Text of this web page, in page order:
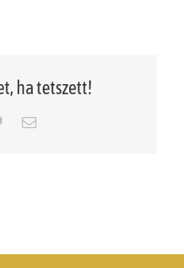
ha tetszett!
PinterestEmail